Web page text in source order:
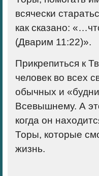
всячески
как сказано:
(Дварим 11:22)».
Прикрепиться к
человек во всех
обычных и
Всевышнему. А
когда он
Торы, которые
жизнь.